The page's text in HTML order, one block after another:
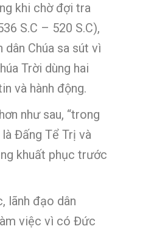
khi chờ đợi tra
S.C – 520 S.C),
Chúa sa sút vì
Trời dùng hai
và hành động.
như sau, “trong
Đấng Tể Trị và
khuất phục trước
lãnh đạo dân
việc vì có Đức